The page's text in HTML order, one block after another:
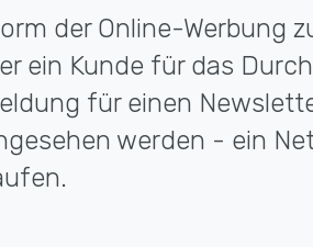
der Online-Werbung
ein Kunde für das
für einen
werden - ein